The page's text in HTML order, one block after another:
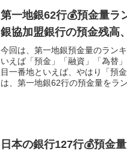
第一地銀62行💰預金量ラ
銀協加盟銀行の預金残高
今回は、第一地銀預金量のラン
いえば「預金」「融資」「為替
目一番地といえば、やはり「預
は、第一地銀62行の預金量をラ
日本の銀行127行💰預金